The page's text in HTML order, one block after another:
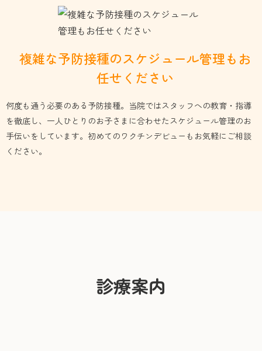
複雑な予防接種のスケジュール管理もお
任せください
何度も通う必要のある予防接種。当院ではスタッフへの教育・指導
を徹底し、一人ひとりのお子さまに合わせたスケジュール管理のお
手伝いをしています。初めてのワクチンデビューもお気軽にご相談
ください。
診療案内